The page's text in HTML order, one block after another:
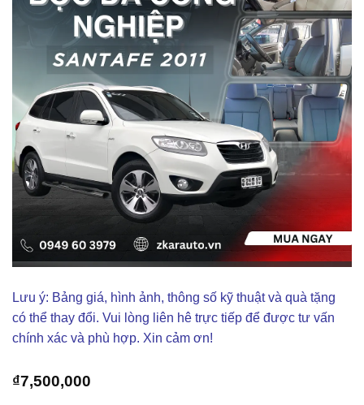
Lưu ý: Bảng giá, hình ảnh, thông số kỹ thuật và quà tặng
có thể thay đổi. Vui lòng liên hê trực tiếp để được tư vấn
chính xác và phù hợp. Xin cảm ơn!
₫7,500,000